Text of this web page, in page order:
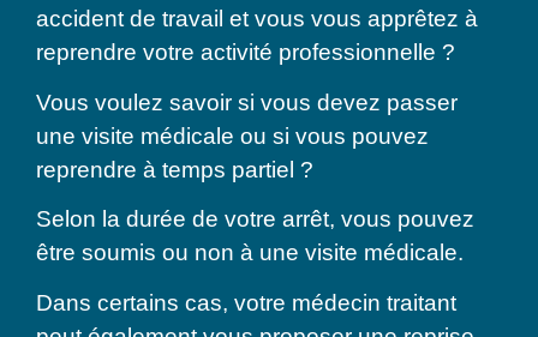
accident de travail et vous vous apprêtez à
reprendre votre activité professionnelle ?
Vous voulez savoir si vous devez passer
une visite médicale ou si vous pouvez
reprendre à temps partiel ?
Selon la durée de votre arrêt, vous pouvez
être soumis ou non à une visite médicale.
Dans certains cas, votre médecin traitant